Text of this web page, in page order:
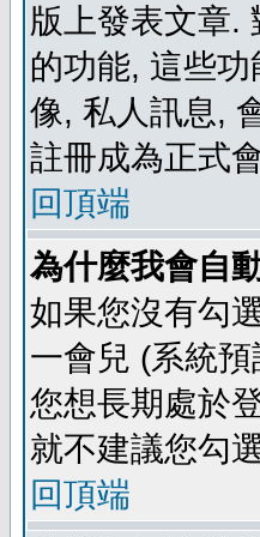
版上發表文章.
的功能, 這些
像, 私人訊息,
註冊成為正式
回頂端
為什麼我會自
如果您沒有勾選
一會兒 (系統
您想長期處於
就不建議您勾
回頂端